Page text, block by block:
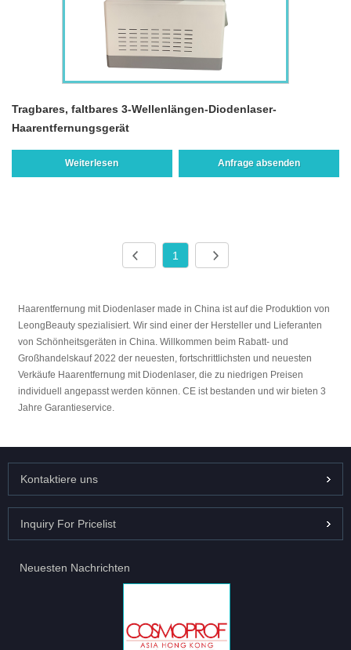
Tragbares, faltbares 3-Wellenlängen-Diodenlaser-
Haarentfernungsgerät
Weiterlesen Anfrage absenden
1
Haarentfernung mit Diodenlaser made in China ist auf die Produktion von
LeongBeauty spezialisiert. Wir sind einer der Hersteller und Lieferanten
von Schönheitsgeräten in China. Willkommen beim Rabatt- und
Großhandelskauf 2022 der neuesten, fortschrittlichsten und neuesten
Verkäufe Haarentfernung mit Diodenlaser, die zu niedrigen Preisen
individuell angepasst werden können. CE ist bestanden und wir bieten 3
Jahre Garantieservice.
Kontaktiere uns
Inquiry For Pricelist
Neuesten Nachrichten